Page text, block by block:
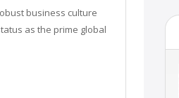
business culture
as the prime global